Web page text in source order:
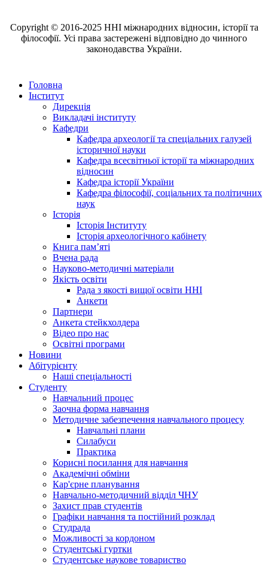
Copyright © 2016-2025 ННІ міжнародних відносин, історії та
філософії. Усі права застережені відповідно до чинного
законодавства України.
Головна
Інститут
Дирекція
Викладачі інституту
Кафедри
Кафедра археології та спеціальних галузей
історичної науки
Кафедра всесвітньої історії та міжнародних
відносин
Кафедра історії України
Кафедра філософії, соціальних та політичних
наук
Історія
Історія Інституту
Історія археологічного кабінету
Книга памʼяті
Вчена рада
Науково-методичні матеріали
Якість освіти
Рада з якості вищої освіти ННІ
Анкети
Партнери
Анкета стейкхолдера
Відео про нас
Освітні програми
Hовини
Абітурієнту
Наші спеціальності
Студенту
Навчальний процес
Заочна форма навчання
Методичне забезпечення навчального процесу
Навчальні плани
Силабуси
Практика
Корисні посилання для навчання
Академічні обміни
Кар'єрне планування
Навчально-методичний відділ ЧНУ
Захист прав студентів
Графіки навчання та постійний розклад
Студрада
Можливості за кордоном
Студентські гуртки
Студентське наукове товариство